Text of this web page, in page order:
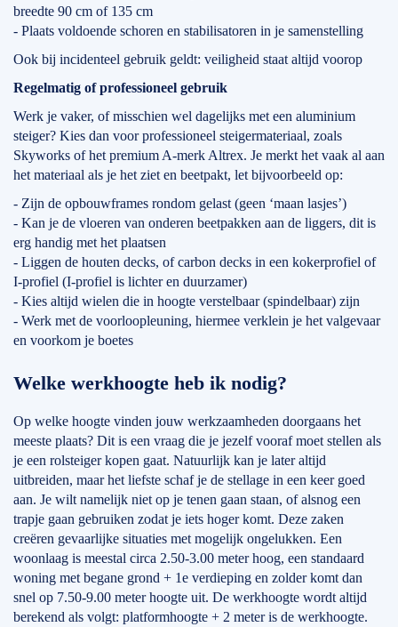
breedte 90 cm of 135 cm
- Plaats voldoende schoren en stabilisatoren in je samenstelling
Ook bij incidenteel gebruik geldt: veiligheid staat altijd voorop
Regelmatig of professioneel gebruik
Werk je vaker, of misschien wel dagelijks met een aluminium
steiger? Kies dan voor professioneel steigermateriaal, zoals
Skyworks of het premium A-merk Altrex. Je merkt het vaak al aan
het materiaal als je het ziet en beetpakt, let bijvoorbeeld op:
- Zijn de opbouwframes rondom gelast (geen ‘maan lasjes’)
- Kan je de vloeren van onderen beetpakken aan de liggers, dit is
erg handig met het plaatsen
- Liggen de houten decks, of carbon decks in een kokerprofiel of
I-profiel (I-profiel is lichter en duurzamer)
- Kies altijd wielen die in hoogte verstelbaar (spindelbaar) zijn
- Werk met de voorloopleuning, hiermee verklein je het valgevaar
en voorkom je boetes
Welke werkhoogte heb ik nodig?
Op welke hoogte vinden jouw werkzaamheden doorgaans het
meeste plaats? Dit is een vraag die je jezelf vooraf moet stellen als
je een rolsteiger kopen gaat. Natuurlijk kan je later altijd
uitbreiden, maar het liefste schaf je de stellage in een keer goed
aan. Je wilt namelijk niet op je tenen gaan staan, of alsnog een
trapje gaan gebruiken zodat je iets hoger komt. Deze zaken
creëren gevaarlijke situaties met mogelijk ongelukken. Een
woonlaag is meestal circa 2.50-3.00 meter hoog, een standaard
woning met begane grond + 1e verdieping en zolder komt dan
snel op 7.50-9.00 meter hoogte uit. De werkhoogte wordt altijd
berekend als volgt: platformhoogte + 2 meter is de werkhoogte.